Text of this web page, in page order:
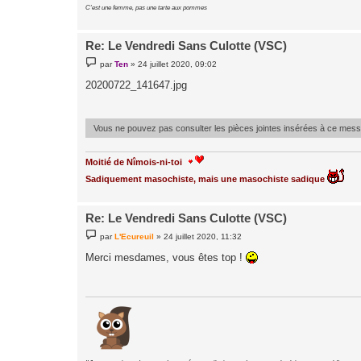
C'est une femme, pas une tarte aux pommes
Re: Le Vendredi Sans Culotte (VSC)
e
s
s
e
parTen »24 juillet 2020, 09:02
20200722_141647.jpg
Vous ne pouvez pas consulter les pièces jointes insérées à ce
Moitié de Nîmois-ni-toi
Sadiquement masochiste, mais une masochiste sadique
Re: Le Vendredi Sans Culotte (VSC)
e
s
parL'Ecureuil »24 juillet 2020, 11:32
Merci mesdames, vous êtes top !